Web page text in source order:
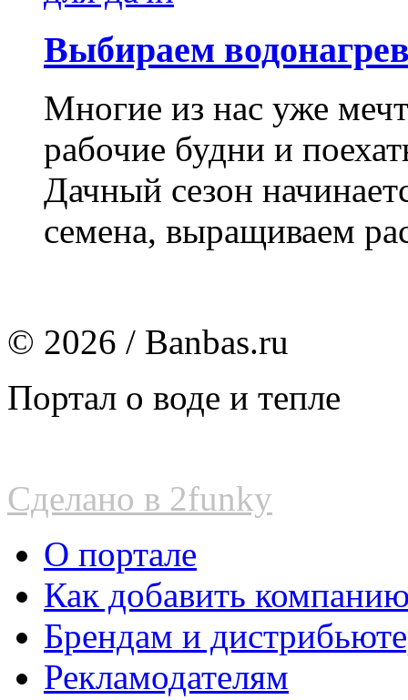
Выбираем
Многие из нас уже
рабочие будни и
Дачный сезон
семена, выращиваем
© 2026 / Banbas.ru
Портал о воде и тепле
Сделано в 2funky
О портале
Как добавить
Брендам и
Рекламодателям